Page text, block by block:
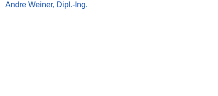
Andre Weiner, Dipl.-Ing.